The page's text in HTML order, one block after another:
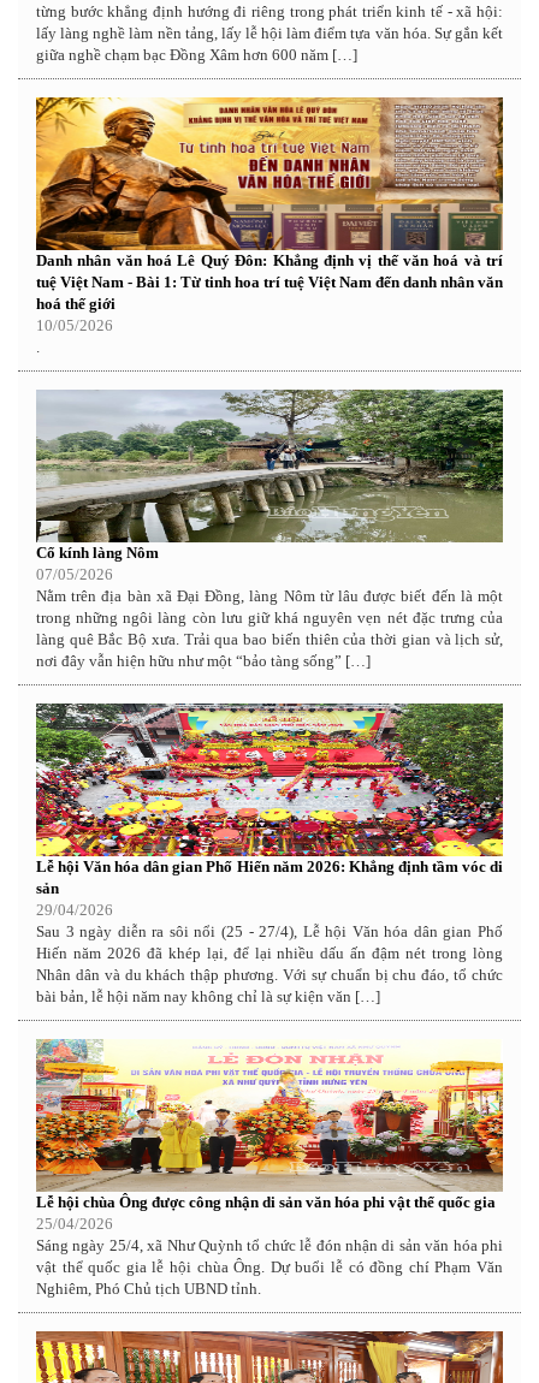
từng bước khẳng định hướng đi riêng trong phát triển kinh tế - xã hội:
lấy làng nghề làm nền tảng, lấy lễ hội làm điểm tựa văn hóa. Sự gắn kết
giữa nghề chạm bạc Đồng Xâm hơn 600 năm […]
Danh nhân văn hoá Lê Quý Đôn: Khẳng định vị thế văn hoá và trí
tuệ Việt Nam - Bài 1: Từ tinh hoa trí tuệ Việt Nam đến danh nhân văn
hoá thế giới
10/05/2026
Cổ kính làng Nôm
07/05/2026
Nằm trên địa bàn xã Đại Đồng, làng Nôm từ lâu được biết đến là một
trong những ngôi làng còn lưu giữ khá nguyên vẹn nét đặc trưng của
làng quê Bắc Bộ xưa. Trải qua bao biến thiên của thời gian và lịch sử,
nơi đây vẫn hiện hữu như một “bảo tàng sống” […]
Lễ hội Văn hóa dân gian Phố Hiến năm 2026: Khẳng định tầm vóc di
sản
29/04/2026
Sau 3 ngày diễn ra sôi nổi (25 - 27/4), Lễ hội Văn hóa dân gian Phố
Hiến năm 2026 đã khép lại, để lại nhiều dấu ấn đậm nét trong lòng
Nhân dân và du khách thập phương. Với sự chuẩn bị chu đáo, tổ chức
bài bản, lễ hội năm nay không chỉ là sự kiện văn […]
Lễ hội chùa Ông được công nhận di sản văn hóa phi vật thể quốc gia
25/04/2026
Sáng ngày 25/4, xã Như Quỳnh tổ chức lễ đón nhận di sản văn hóa phi
vật thể quốc gia lễ hội chùa Ông. Dự buổi lễ có đồng chí Phạm Văn
Nghiêm, Phó Chủ tịch UBND tỉnh.